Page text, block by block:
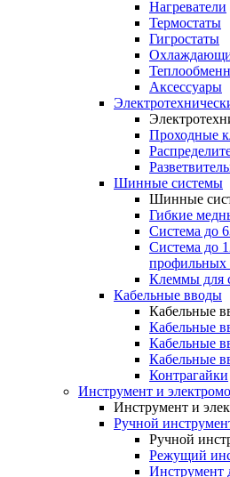
Нагреватели
Термостаты
Гигростаты
Аксессуары
Проходные
Шинные системы
Шинные
Гибкие
Система до
Система до
Клеммы для
Кабельные вводы
Кабельные
Кабельные
Кабельные
Кабельные
Контрагайки
Инструмент и
Инструмент и
Ручной
Ручной
Режущий
Инструмент